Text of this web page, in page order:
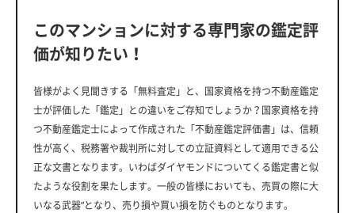
このマンションに対する専門家の鑑定評
価が知りたい！
皆様がよく見聞きする「無料査定」と、国家資格を持つ不動産鑑定
士が評価した「鑑定」との違いをご存知でしょうか？国家資格を持
つ不動産鑑定士によって作成された「不動産鑑定評価書」は、信頼
性が高く、税務署や裁判所に対しての立証資料として適用できる公
正な文書となります。いわばダイヤモンドについてくる鑑定書と似
たような役割を果たします。一般の皆様においても、売買の際に大
いなる武器”となり、売り損や買い損を防ぐものとなります。